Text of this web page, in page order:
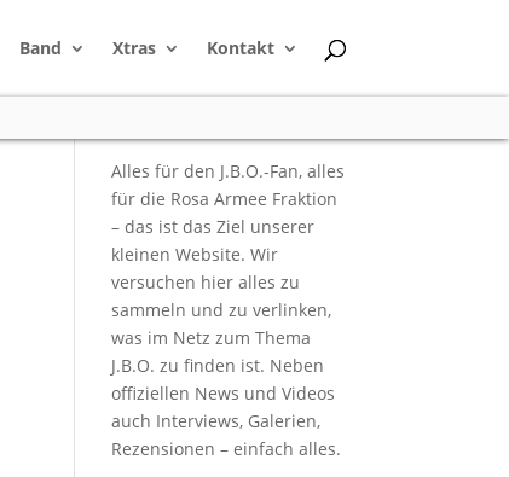
Band Xtras Kontakt
Alles für den J.B.O.-Fan, alles
für die Rosa Armee Fraktion
– das ist das Ziel unserer
kleinen Website. Wir
versuchen hier alles zu
sammeln und zu verlinken,
was im Netz zum Thema
J.B.O. zu finden ist. Neben
offiziellen News und Videos
auch Interviews, Galerien,
Rezensionen – einfach alles.